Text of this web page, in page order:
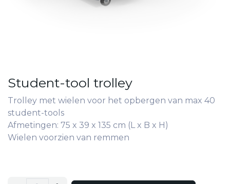
Student-tool trolley
Trolley met wielen voor het opbergen van max 40
student-tools
Afmetingen: 75 x 39 x 135 cm (L x B x H)
Wielen voorzien van remmen